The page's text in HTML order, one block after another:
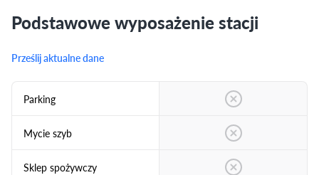
Podstawowe wyposażenie stacji
Prześlij aktualne dane
Parking
Mycie szyb
Sklep spożywczy